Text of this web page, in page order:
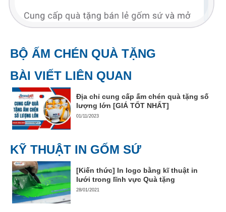
BỘ ẤM CHÉN QUÀ TẶNG
BÀI VIẾT LIÊN QUAN
Địa chỉ cung cấp ấm chén quà tặng số
lượng lớn [GIÁ TỐT NHẤT]
01/11/2023
KỸ THUẬT IN GỐM SỨ
[Kiến thức] In logo bằng kĩ thuật in
lưới trong lĩnh vực Quà tặng
28/01/2021